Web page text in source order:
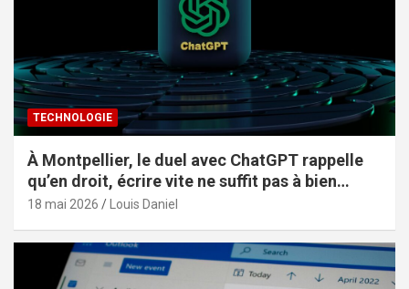
TECHNOLOGIE
À Montpellier, le duel avec ChatGPT rappelle
qu’en droit, écrire vite ne suffit pas à bien
constituer
18 mai 2026 Louis Daniel